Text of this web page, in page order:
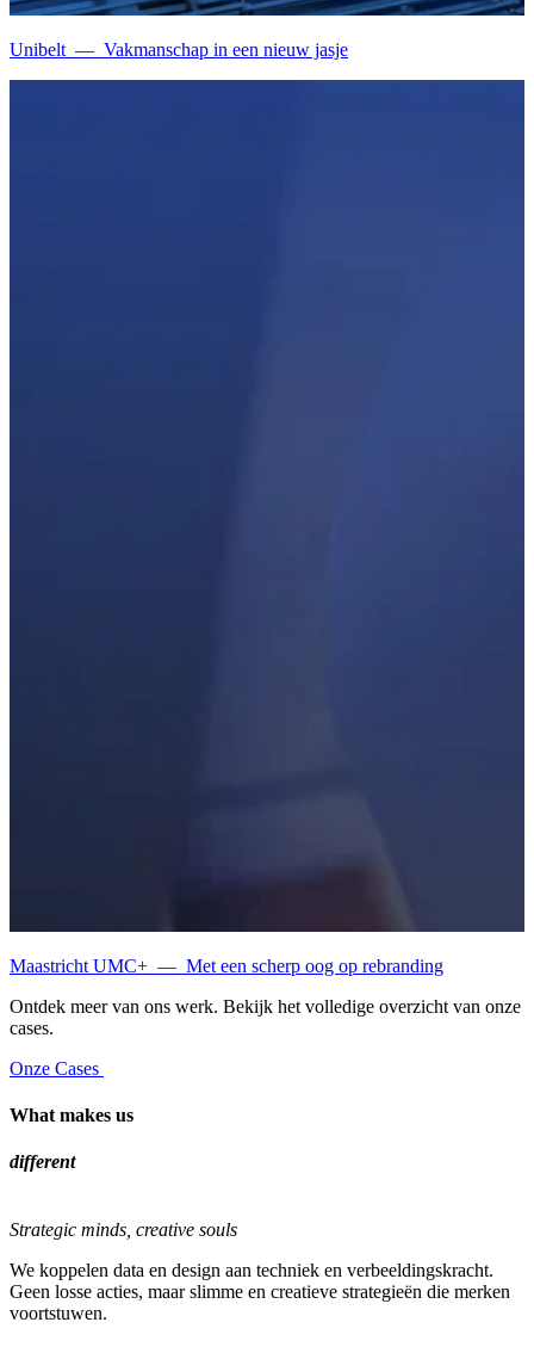
Unibelt — Vakmanschap in een nieuw jasje
Maastricht UMC+ — Met een scherp oog op rebranding
Ontdek meer van ons werk. Bekijk het volledige overzicht van onze
cases.
Onze Cases
What makes us
different
Strategic minds, creative souls
We koppelen data en design aan techniek en verbeeldingskracht.
Geen losse acties, maar slimme en creatieve strategieën die merken
voortstuwen.